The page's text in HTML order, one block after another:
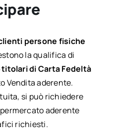
persone fisiche
la qualifica di
titolari di Carta Fedeltà
Vendita aderente.
si può richiedere
aderente
richiesti.